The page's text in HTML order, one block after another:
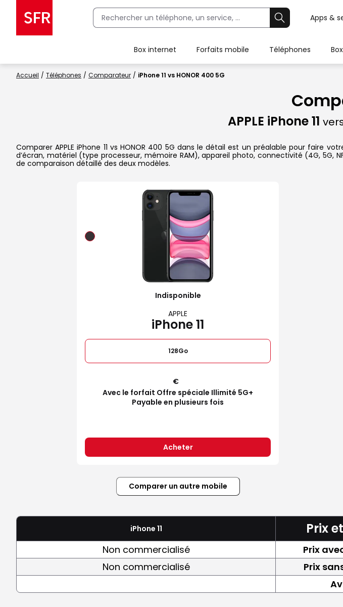
Apps &
Box internet Forfaits mobile Téléphones
Accueil Téléphones Comparateur iPhone 11 vs HONOR 400 5G
APPLE iPhone 11
Comparer APPLE iPhone 11 vs HONOR 400 5G dans le détail est un préalable pour faire
d’écran, matériel (type processeur, mémoire RAM), appareil photo, connectivité (4G,
de comparaison détaillé des deux modèles.
Indisponible
APPLE
iPhone 11
128Go
€
Avec le forfait Offre spéciale Illimité 5G+
Payable en plusieurs fois
Acheter
Comparer un autre mobile
iPhone 11 Prix
Non commercialisé Prix
Non commercialisé
Prix